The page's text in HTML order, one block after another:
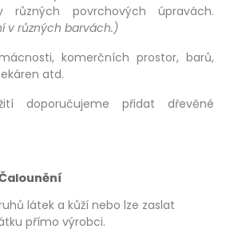
povrchových úpravách.
v různých barvách.)
komerčních prostor, barů,
atd.
doporučujeme přidat dřevěné
látek a kůží nebo lze zaslat
přímo výrobci.